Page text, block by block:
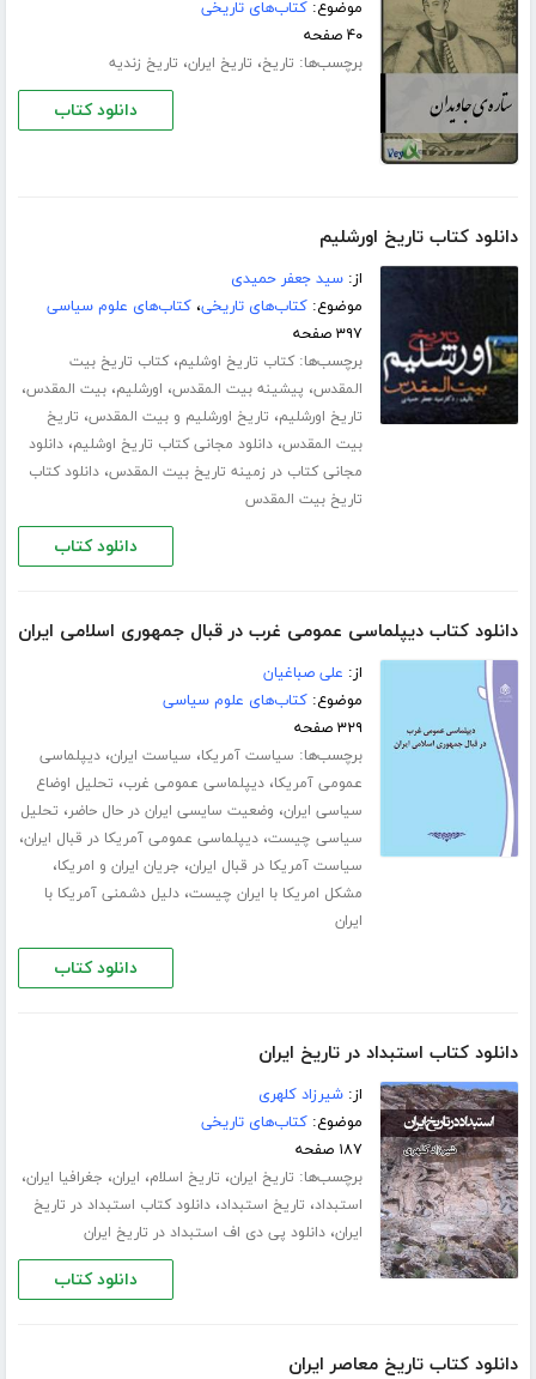
موضوع:کتاب‌های تاریخی
۴۰ صفحه
برچسب‌ها: تاریخ، تاریخ ایران، تاریخ زندیه
دانلود کتاب
دانلود کتاب تاریخ اورشلیم
از:سید جعفر حمیدی
موضوع:کتاب‌های تاریخی،کتاب‌های علوم سیاسی
۳۹۷ صفحه
برچسب‌ها:کتاب تاریخ اوشلیم،کتاب تاریخ بیت
المقدس، پیشینه بیت المقدس، اورشلیم،بیت المقدس،
تاریخ اورشلیم، تاریخ اورشلیم و بیت المقدس، تاریخ
بیت المقدس،دانلود مجانی کتاب تاریخ اوشلیم،دانلود
مجانی کتاب در زمینه تاریخ بیت المقدس،دانلود کتاب
تاریخ بیت المقدس
دانلود کتاب
دانلود کتاب دیپلماسی عمومی غرب در قبال جمهوری اسلامی ایران
از: علی صباغیان
موضوع:کتاب‌های علوم سیاسی
۳۲۹ صفحه
برچسب‌ها: سیاست آمریکا، سیاست ایران،دیپلماسی
عمومی آمریکا،دیپلماسی عمومی غرب، تحلیل اوضاع
سیاسی ایران، وضعیت سایسی ایران در حال حاضر، تحلیل
سیاسی چیست،دیپلماسی عمومی آمریکا در قبال ایران،
سیاست آمریکا در قبال ایران، جریان ایران و امریکا،
مشکل امریکا با ایران چیست،دلیل دشمنی آمریکا با
ایران
دانلود کتاب
دانلود کتاب استبداد در تاریخ ایران
از:شیرزاد کلهری
موضوع:کتاب‌های تاریخی
۱۸۷ صفحه
برچسب‌ها: تاریخ ایران، تاریخ اسلام، ایران، جغرافیا ایران،
استبداد، تاریخ استبداد،دانلود کتاب استبداد در تاریخ
ایران،دانلود پی دی اف استبداد در تاریخ ایران
دانلود کتاب
دانلود کتاب تاریخ معاصر ایران